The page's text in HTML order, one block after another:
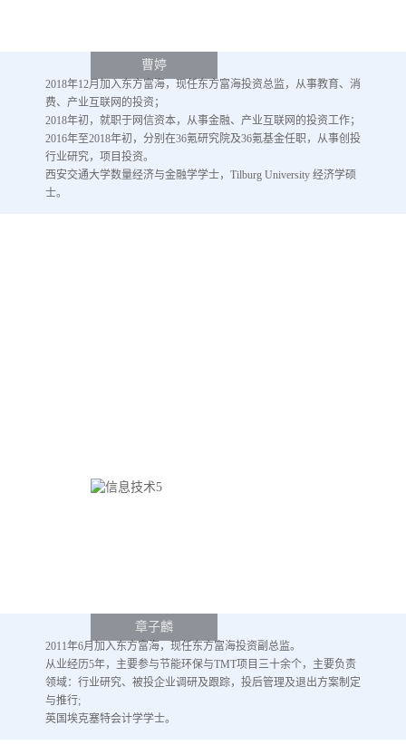
曹婷
2018年12月加入东方富海，现任东方富海投资总监，从事教育、消
费、产业互联网的投资；
2018年初，就职于网信资本，从事金融、产业互联网的投资工作；
2016年至2018年初，分别在36氪研究院及36氪基金任职，从事创投
行业研究，项目投资。
西安交通大学数量经济与金融学学士，Tilburg University 经济学硕
士。
章子麟
2011年6月加入东方富海，现任东方富海投资副总监。
从业经历5年，主要参与节能环保与TMT项目三十余个，主要负责
领域：行业研究、被投企业调研及跟踪，投后管理及退出方案制定
与推行;
英国埃克塞特会计学学士。